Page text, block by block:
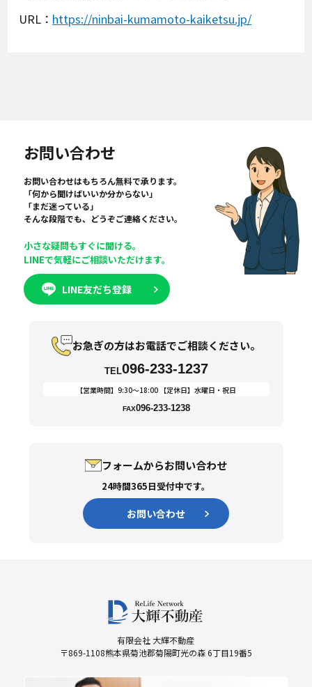
URL： https://ninbai-kumamoto-kaiketsu.jp/
お問い合わせ
お問い合わせはもちろん無料で承ります。
「何から聞けばいいか分からない」
「まだ迷っている」
そんな段階でも、どうぞご連絡ください。
小さな疑問もすぐに聞ける。
LINEで気軽にご相談いただけます。
LINE友だち登録
お急ぎの方はお電話でご相談ください。
TEL096-233-1237
【営業時間】9:30〜18:00 【定休日】水曜日・祝日
FAX096-233-1238
フォームからお問い合わせ
24時間365日受付中です。
お問い合わせ
有限会社 大輝不動産
〒869-1108熊本県菊池郡菊陽町光の森 6丁目19番5